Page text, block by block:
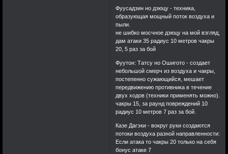
Фуусадзин но дзюцу - техника,
образующая мощный поток воздуха и
пыли.
не шибко мосчное дзюцу на мой взгляд,
дам атаки 35 радиус 10 метров чакры
20, 5 раз за бой
Фуутон: Татсу но Ошигото - создает
небольшой смерч из воздуха и чакры,
постепенно сужающийся, мешает
передвижению противника в течение
двух ходов (техники применять можно).
чакры 15, за раунд повреждений 10
радиус 10 метров 7 раз за бой.
Казе Дагэки - вокруг руки создаются
потоки воздуха разной направленности:
Если атака то чакры 20 только на себя
бонус атаке 7